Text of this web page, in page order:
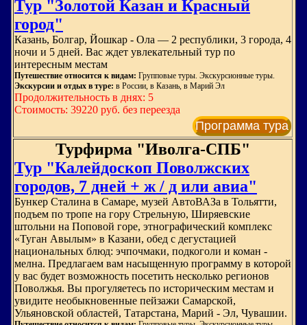
Тур "Золотой Казан и Красный
город"
Казань, Болгар, Йошкар - Ола — 2 республики, 3 города, 4
ночи и 5 дней. Вас ждет увлекательный тур по
интересным местам
Путешествие относится к видам: Групповые туры. Экскурсионные туры.
Экскурсии и отдых в туре: в России, в Казань, в Марий Эл
Продолжительность в днях: 5
Стоимость: 39220 руб. без переезда
Программа тура
Турфирма "Иволга-СПБ"
Тур "Калейдоскоп Поволжских
городов, 7 дней + ж / д или авиа"
Бункер Сталина в Самаре, музей АвтоВАЗа в Тольятти,
подъем по тропе на гору Стрельную, Ширяевские
штольни на Поповой горе, этнографический комплекс
«Туган Авылым» в Казани, обед с дегустацией
национальных блюд: эчпочмаки, подкоголи и коман -
мелна. Предлагаем вам насыщенную программу в которой
у вас будет возможность посетить несколько регионов
Поволжья. Вы прогуляетесь по историческим местам и
увидите необыкновенные пейзажи Самарской,
Ульяновской областей, Татарстана, Марий - Эл, Чувашии.